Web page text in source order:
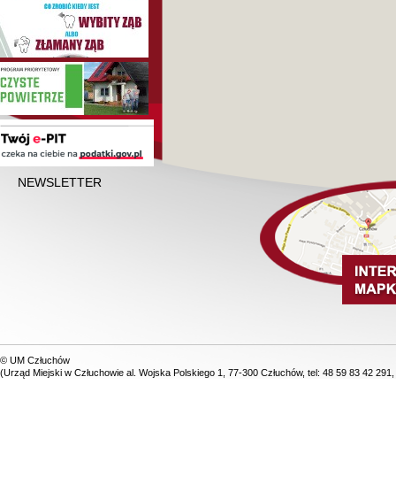
NEWSLETTER
© UM Człuchów
(Urząd Miejski w Człuchowie al. Wojska Polskiego 1, 77-300 Człuchów, tel: 48 59 83 42